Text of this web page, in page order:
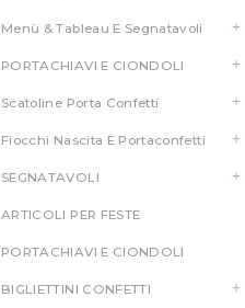
Menù & Tableau E Segnatavoli
PORTACHIAVI E CIONDOLI
Scatoline Porta Confetti
Fiocchi Nascita E Portaconfetti
SEGNATAVOLI
ARTICOLI PER FESTE
PORTACHIAVI E CIONDOLI
BIGLIETTINI CONFETTI